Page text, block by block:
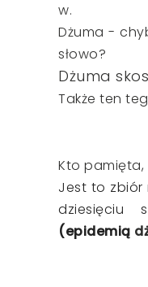
w.
Dżuma -
słowo?
Dżuma
Także ten
Kto pamięta,
Jest to zbiór
dziesięciu
(epidemią